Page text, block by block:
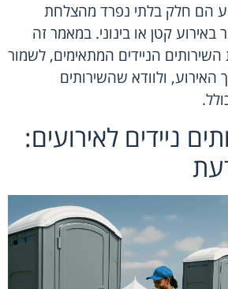
הם חלק בלתי נפרד מהצלחת
באירוע קטן או בינוני. במאמר זה
הניידים המתאימים, לשמור
האירוע, ולוודא שהשירותים
ניידים לאירועים: